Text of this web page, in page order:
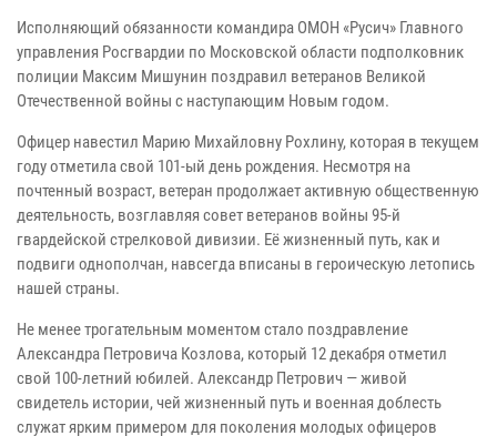
Исполняющий обязанности командира ОМОН «Русич» Главного
управления Росгвардии по Московской области подполковник
полиции Максим Мишунин поздравил ветеранов Великой
Отечественной войны с наступающим Новым годом.
Офицер навестил Марию Михайловну Рохлину, которая в текущем
году отметила свой 101-ый день рождения. Несмотря на
почтенный возраст, ветеран продолжает активную общественную
деятельность, возглавляя совет ветеранов войны 95-й
гвардейской стрелковой дивизии. Её жизненный путь, как и
подвиги однополчан, навсегда вписаны в героическую летопись
нашей страны.
Не менее трогательным моментом стало поздравление
Александра Петровича Козлова, который 12 декабря отметил
свой 100-летний юбилей. Александр Петрович — живой
свидетель истории, чей жизненный путь и военная доблесть
служат ярким примером для поколения молодых офицеров